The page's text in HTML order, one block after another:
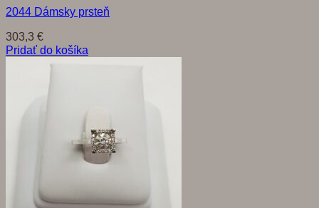
2044 Dámsky prsteň
303,3 €
Pridať do košíka